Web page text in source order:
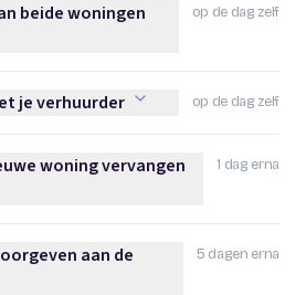
op de dag zelf
woningen vastleggen afvinken
beide woningen
op de dag zelf
afvinken
je verhuurder
1 dag erna
vervangen afvinken
woning vervangen
5 dagen erna
aan de gemeente afvinken
aan de